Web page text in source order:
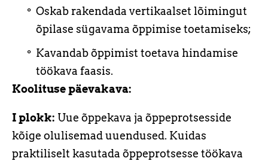
Oskab rakendada vertikaalset lõimingut
õpilase sügavama õppimise toetamiseks;
Kavandab õppimist toetava hindamise
töökava faasis.
Koolituse päevakava:
I plokk: Uue õppekava ja õppeprotsesside
kõige olulisemad uuendused. Kuidas
praktiliselt kasutada õppeprotsesse töökava